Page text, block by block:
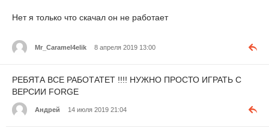
Нет я только что скачал он не работает
Mr_Caramel4elik 8 апреля 2019 13:00
РЕБЯТА ВСЕ РАБОТАТЕТ !!!! НУЖНО ПРОСТО ИГРАТЬ С
ВЕРСИИ FORGE
Андрей 14 июля 2019 21:04